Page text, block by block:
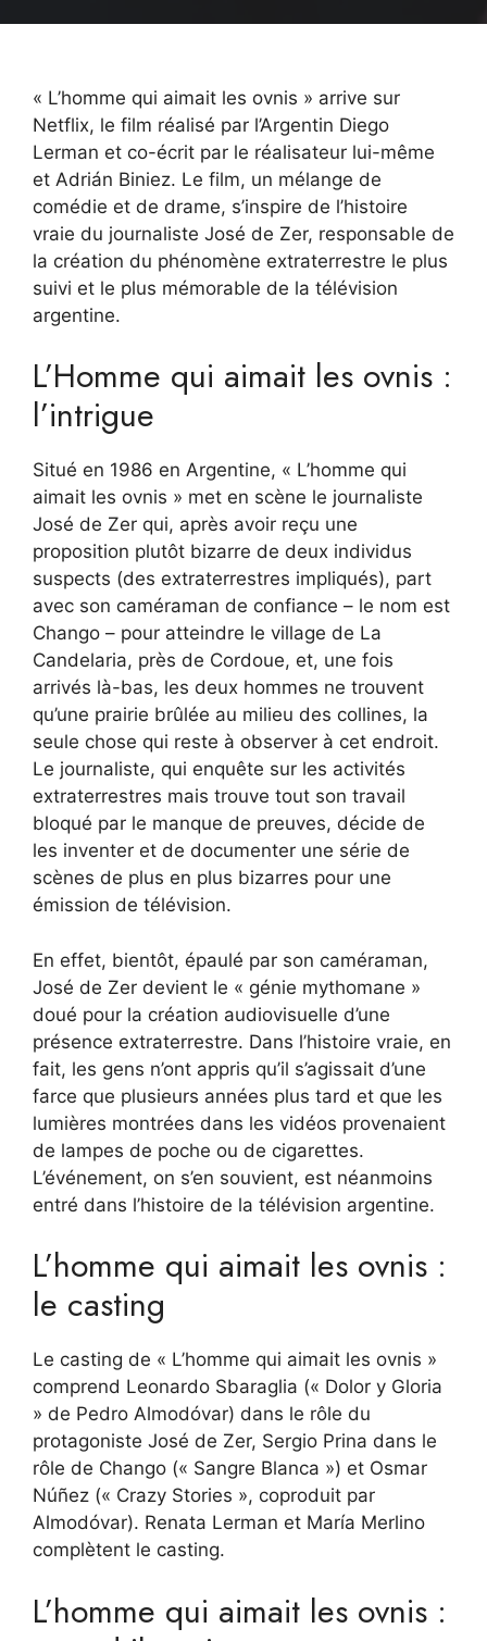
« L’homme qui aimait les ovnis » arrive sur
Netflix, le film réalisé par l’Argentin Diego
Lerman et co-écrit par le réalisateur lui-même
et Adrián Biniez. Le film, un mélange de
comédie et de drame, s’inspire de l’histoire
vraie du journaliste José de Zer, responsable de
la création du phénomène extraterrestre le plus
suivi et le plus mémorable de la télévision
argentine.
L’Homme qui aimait les ovnis :
l’intrigue
Situé en 1986 en Argentine, « L’homme qui
aimait les ovnis » met en scène le journaliste
José de Zer qui, après avoir reçu une
proposition plutôt bizarre de deux individus
suspects (des extraterrestres impliqués), part
avec son caméraman de confiance – le nom est
Chango – pour atteindre le village de La
Candelaria, près de Cordoue, et, une fois
arrivés là-bas, les deux hommes ne trouvent
qu’une prairie brûlée au milieu des collines, la
seule chose qui reste à observer à cet endroit.
Le journaliste, qui enquête sur les activités
extraterrestres mais trouve tout son travail
bloqué par le manque de preuves, décide de
les inventer et de documenter une série de
scènes de plus en plus bizarres pour une
émission de télévision.
En effet, bientôt, épaulé par son caméraman,
José de Zer devient le « génie mythomane »
doué pour la création audiovisuelle d’une
présence extraterrestre. Dans l’histoire vraie, en
fait, les gens n’ont appris qu’il s’agissait d’une
farce que plusieurs années plus tard et que les
lumières montrées dans les vidéos provenaient
de lampes de poche ou de cigarettes.
L’événement, on s’en souvient, est néanmoins
entré dans l’histoire de la télévision argentine.
L’homme qui aimait les ovnis :
le casting
Le casting de « L’homme qui aimait les ovnis »
comprend Leonardo Sbaraglia (« Dolor y Gloria
» de Pedro Almodóvar) dans le rôle du
protagoniste José de Zer, Sergio Prina dans le
rôle de Chango (« Sangre Blanca ») et Osmar
Núñez (« Crazy Stories », coproduit par
Almodóvar). Renata Lerman et María Merlino
complètent le casting.
L’homme qui aimait les ovnis :